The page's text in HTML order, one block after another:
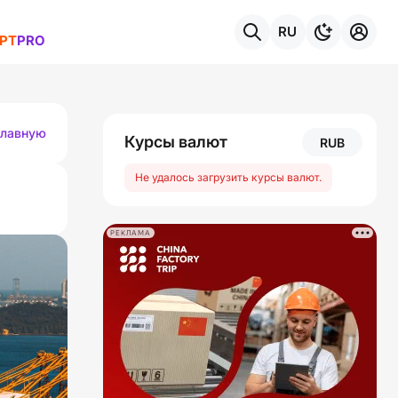
PRO
RU
Курсы валют RUB
Не удалось загрузить курсы валют.
РЕКЛАМА